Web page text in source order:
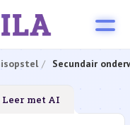
Secundair
Leer met AI